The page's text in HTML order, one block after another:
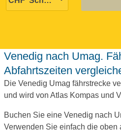
Venedig nach Umag. Fähren, Preise und
Abfahrtszeiten
Die Venedig Umag fährstrecke
und wird von Atlas Kompas und
Buchen Sie eine Venedig nach
Verwenden Sie einfach die oben